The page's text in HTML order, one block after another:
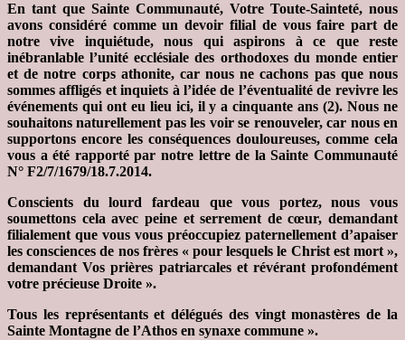
En tant que Sainte Communauté, Votre Toute-Sainteté, nous
avons considéré comme un devoir filial de vous faire part de
notre vive inquiétude, nous qui aspirons à ce que reste
inébranlable l’unité ecclésiale des orthodoxes du monde entier
et de notre corps athonite, car nous ne cachons pas que nous
sommes affligés et inquiets à l’idée de l’éventualité de revivre les
événements qui ont eu lieu ici, il y a cinquante ans (2). Nous ne
souhaitons naturellement pas les voir se renouveler, car nous en
supportons encore les conséquences douloureuses, comme cela
vous a été rapporté par notre lettre de la Sainte Communauté
N° F2/7/1679/18.7.2014.
Conscients du lourd fardeau que vous portez, nous vous
soumettons cela avec peine et serrement de cœur, demandant
filialement que vous vous préoccupiez paternellement d’apaiser
les consciences de nos frères « pour lesquels le Christ est mort »,
demandant Vos prières patriarcales et révérant profondément
votre précieuse Droite ».
Tous les représentants et délégués des vingt monastères de la
Sainte Montagne de l’Athos en synaxe commune ».